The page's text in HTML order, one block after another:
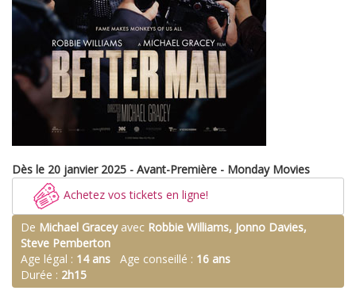
Dès le 20 janvier 2025 - Avant-Première - Monday Movies
Achetez vos tickets en ligne!
De Michael Graceyavec Robbie Williams, Jonno Davies,
Steve Pemberton
Age légal : 14 ans Age conseillé : 16 ans
Durée : 2h15